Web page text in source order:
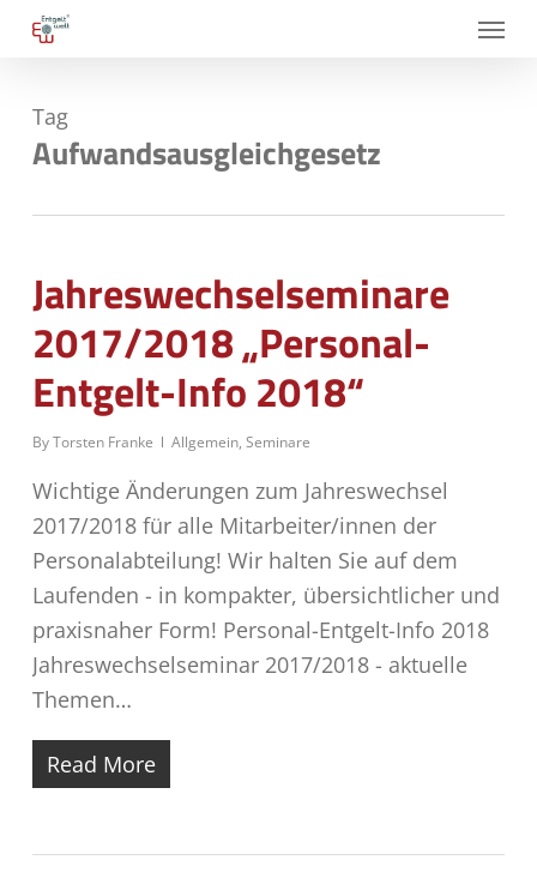
Skip
content
Menu
Tag
Aufwandsausgleichgesetz
Jahreswechselseminare
2017/2018 „Personal-
Entgelt-Info 2018“
ByTorsten Franke Allgemein, Seminare
Wichtige Änderungen zum Jahreswechsel
2017/2018 für alle Mitarbeiter/innen der
Personalabteilung! Wir halten Sie auf dem
Laufenden - in kompakter, übersichtlicher und
praxisnaher Form! Personal-Entgelt-Info 2018
Jahreswechselseminar 2017/2018 - aktuelle
Themen…
Read More